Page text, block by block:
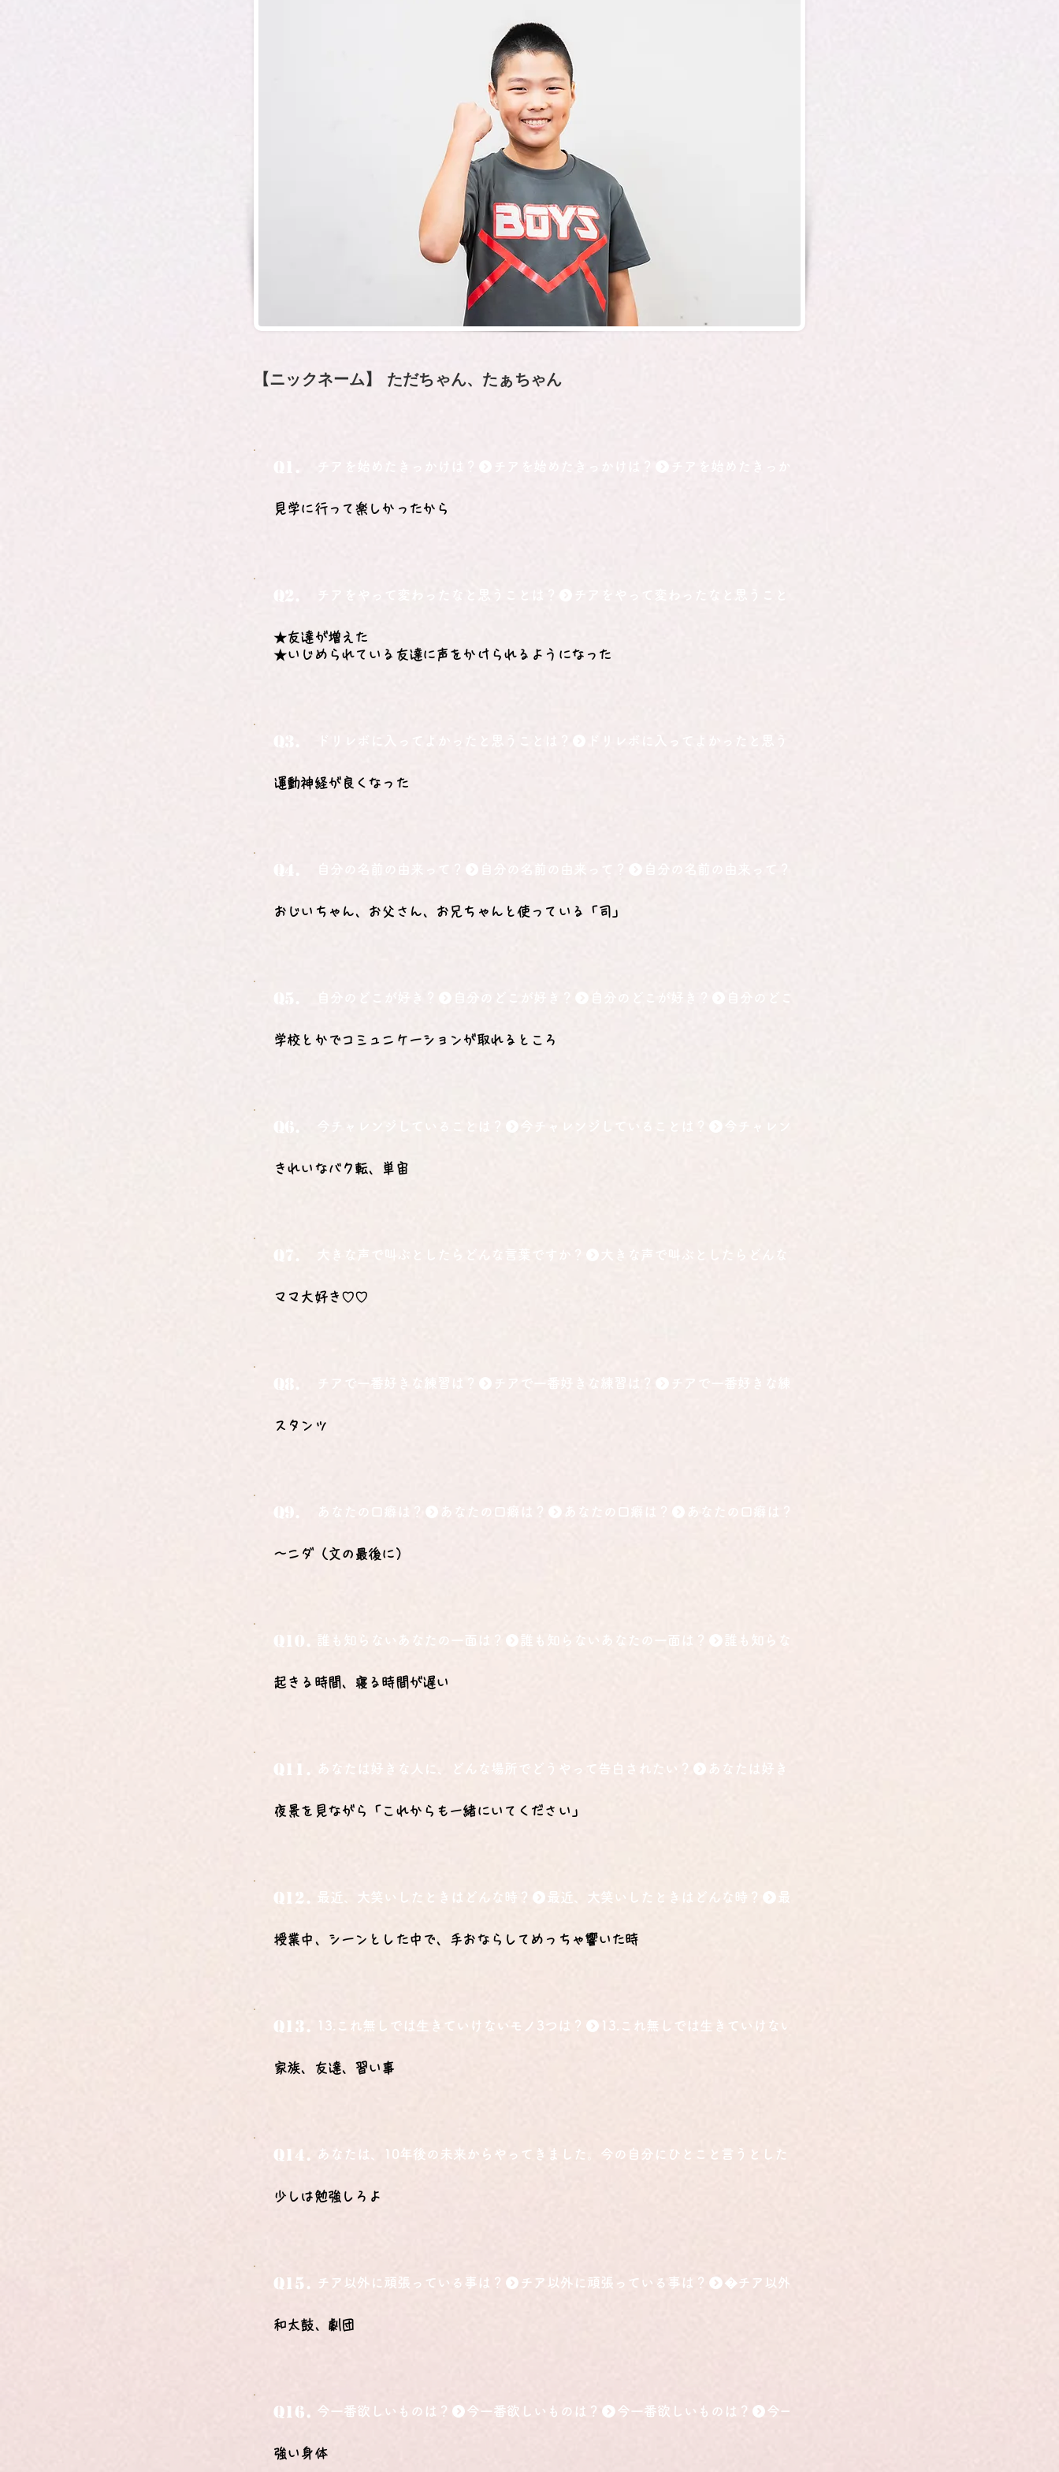
【ニックネーム】 ただちゃん、たぁちゃん
Q1.
見学に行って楽しかったから
チアをやって変わったなと思うことは？
★友達が増えた
★いじめられている友達に声をかけられるようになった
ドリレボに入ってよかったと思うことは？
運動神経が良くなった
Q4.
おじいちゃん、お父さん、お兄ちゃんと使っている「司」
学校とかでコミュニケーションが取れるところ
Q6. 今チャレンジしていることは？
きれいなバク転、単宙
Q7. 大きな声で叫ぶとしたらどんな言葉ですか？
ママ大好き♡♡
チアで一番好きな練習は？
スタンツ
Q9. あなたの口癖は？
〜ニダ（文の最後に）
Q10. 誰も知らないあなたの一面は？
起きる時間、寝る時間が遅い
Q11. あなたは好きな人に、どんな場所でどうやって告白されたい？
夜景を見ながら「これからも一緒にいてください」
Q12. 最近、大笑いしたときはどんな時？
授業中、シーンとした中で、手おならしてめっちゃ響いた時
Q13. 13.これ無しでは生きていけないモノ3つは？
家族、友達、習い事
Q14. あなたは、10年後の未来からやってきました。今の自分にひとこと言うとしたら？
少しは勉強しろよ
Q15. チア以外に頑張っている事は？
和太鼓、劇団
Q16. 今一番欲しいものは？
強い身体